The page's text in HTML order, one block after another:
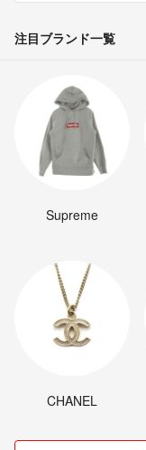
注目ブランド一覧
Supreme
CHANEL